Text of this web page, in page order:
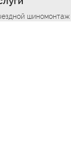
шиномонтаж